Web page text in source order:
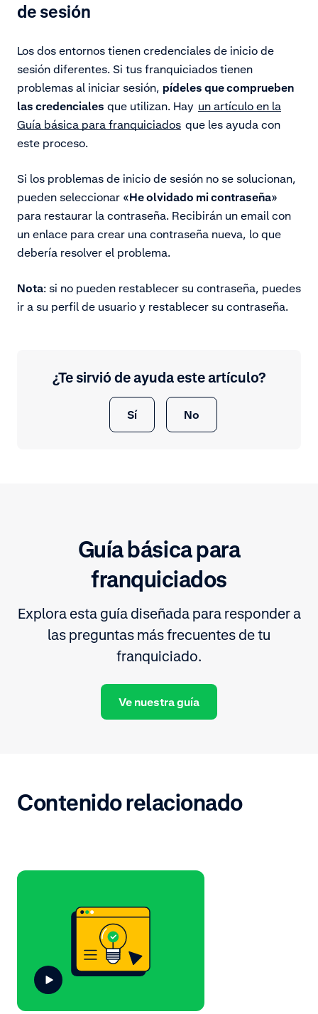
de sesión
Los dos entornos tienen credenciales de inicio de
sesión diferentes. Si tus franquiciados tienen
problemas al iniciar sesión, pídeles que comprueben
las credenciales que utilizan. Hay un artículo en la
Guía básica para franquiciados que les ayuda con
este proceso.
Si los problemas de inicio de sesión no se solucionan,
pueden seleccionar «He olvidado mi contraseña»
para restaurar la contraseña. Recibirán un email con
un enlace para crear una contraseña nueva, lo que
debería resolver el problema.
Nota: si no pueden restablecer su contraseña, puedes
ir a su perfil de usuario y restablecer su contraseña.
¿Te sirvió de ayuda este artículo?
Sí No
Guía básica para
franquiciados
Explora esta guía diseñada para responder a
las preguntas más frecuentes de tu
franquiciado.
Ve nuestra guía
Contenido relacionado